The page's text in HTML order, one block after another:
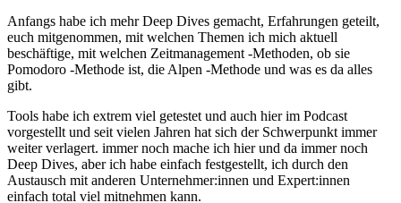
Anfangs habe ich mehr Deep Dives gemacht, Erfahrungen geteilt,
euch mitgenommen, mit welchen Themen ich mich aktuell
beschäftige, mit welchen Zeitmanagement -Methoden, ob sie
Pomodoro -Methode ist, die Alpen -Methode und was es da alles
gibt.
Tools habe ich extrem viel getestet und auch hier im Podcast
vorgestellt und seit vielen Jahren hat sich der Schwerpunkt immer
weiter verlagert. immer noch mache ich hier und da immer noch
Deep Dives, aber ich habe einfach festgestellt, ich durch den
Austausch mit anderen Unternehmer:innen und Expert:innen
einfach total viel mitnehmen kann.